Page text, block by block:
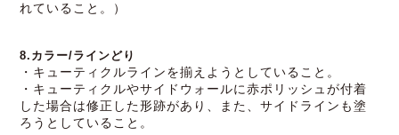
れていること。）
8.カラー/ラインどり
・キューティクルラインを揃えようとしていること。
・キューティクルやサイドウォールに赤ポリッシュが付着
した場合は修正した形跡があり、また、サイドラインも塗
ろうとしていること。